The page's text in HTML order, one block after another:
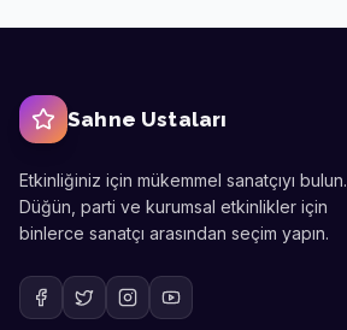
Sahne Ustaları
Etkinliğiniz için mükemmel sanatçıyı bulun.
Düğün, parti ve kurumsal etkinlikler için
binlerce sanatçı arasından seçim yapın.